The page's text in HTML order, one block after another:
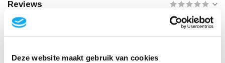
Deze website maakt gebruik van cookies
Reviews
Product bundels